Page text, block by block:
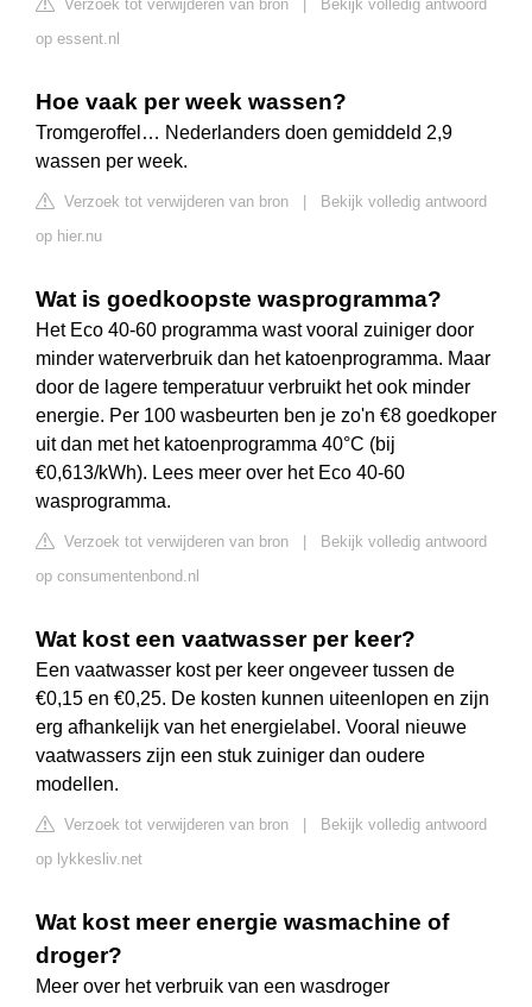
Verzoek tot verwijderen van bron
Bekijk volledig antwoord
op essent.nl
Hoe vaak per week wassen?
Tromgeroffel… Nederlanders doen gemiddeld 2,9
wassen per week.
Verzoek tot verwijderen van bron
Bekijk volledig antwoord
op hier.nu
Wat is goedkoopste wasprogramma?
Het Eco 40-60 programma wast vooral zuiniger door
minder waterverbruik dan het katoenprogramma. Maar
door de lagere temperatuur verbruikt het ook minder
energie. Per 100 wasbeurten ben je zo'n €8 goedkoper
uit dan met het katoenprogramma 40°C (bij
€0,613/kWh). Lees meer over het Eco 40-60
wasprogramma.
Verzoek tot verwijderen van bron
Bekijk volledig antwoord
op consumentenbond.nl
Wat kost een vaatwasser per keer?
Een vaatwasser kost per keer ongeveer tussen de
€0,15 en €0,25. De kosten kunnen uiteenlopen en zijn
erg afhankelijk van het energielabel. Vooral nieuwe
vaatwassers zijn een stuk zuiniger dan oudere
modellen.
Verzoek tot verwijderen van bron
Bekijk volledig antwoord
op lykkesliv.net
Wat kost meer energie wasmachine of
droger?
Meer over het verbruik van een wasdroger